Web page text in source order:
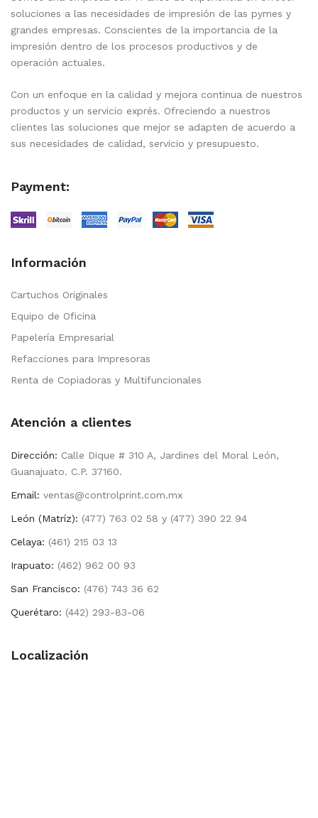
soluciones a las necesidades de impresión de las pymes y
grandes empresas. Conscientes de la importancia de la
impresión dentro de los procesos productivos y de
operación actuales.
Con un enfoque en la calidad y mejora continua de nuestros
productos y un servicio exprés. Ofreciendo a nuestros
clientes las soluciones que mejor se adapten de acuerdo a
sus necesidades de calidad, servicio y presupuesto.
Payment:
Información
Cartuchos Originales
Equipo de Oficina
Papelería Empresarial
Refacciones para Impresoras
Renta de Copiadoras y Multifuncionales
Atención a clientes
Dirección: Calle Dique # 310 A, Jardines del Moral León,
Guanajuato. C.P. 37160.
Email: ventas@controlprint.com.mx
León (Matríz): (477) 763 02 58 y (477) 390 22 94
Celaya: (461) 215 03 13
Irapuato: (462) 962 00 93
San Francisco: (476) 743 36 62
Querétaro: (442) 293-83-06
Localización